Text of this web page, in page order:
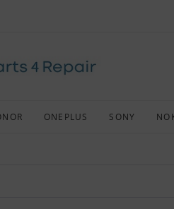
ONEPLUS SONY